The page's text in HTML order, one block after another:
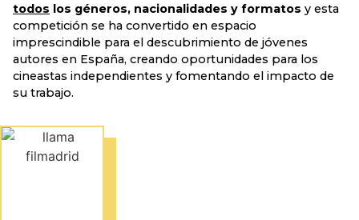
todos los géneros, nacionalidades y formatos y esta
competición se ha convertido en espacio
imprescindible para el descubrimiento de jóvenes
autores en España, creando oportunidades para los
cineastas independientes y fomentando el impacto de
su trabajo.